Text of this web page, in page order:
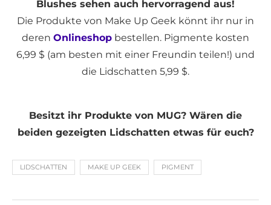
Blushes sehen auch hervorragend aus!
Die Produkte von Make Up Geek könnt ihr nur in
deren Onlineshop bestellen. Pigmente kosten
6,99 $ (am besten mit einer Freundin teilen!) und
die Lidschatten 5,99 $.
Besitzt ihr Produkte von MUG? Wären die
beiden gezeigten Lidschatten etwas für euch?
LIDSCHATTEN MAKE UP GEEK PIGMENT